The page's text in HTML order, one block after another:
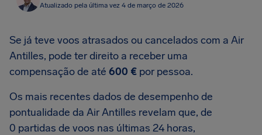
Atualizado pela última vez 4 de março de 2026
Se já teve voos atrasados ou cancelados com a Air
Antilles, pode ter direito a receber uma
compensação de até 600 € por pessoa.
Os mais recentes dados de desempenho de
pontualidade da Air Antilles revelam que, de
0 partidas de voos nas últimas 24 horas,